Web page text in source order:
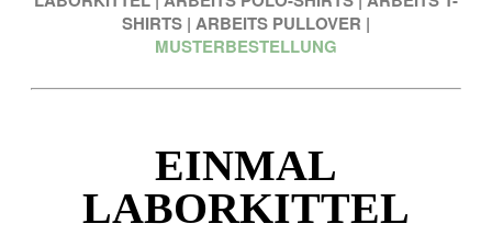
SHIRTS | ARBEITS PULLOVER |
MUSTERBESTELLUNG
EINMAL
LABORKITTEL